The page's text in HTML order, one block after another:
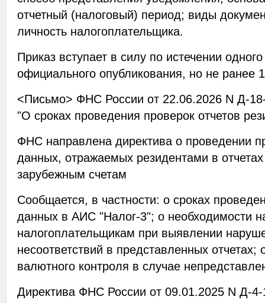
отчетный (налоговый) период; виды
личность налогоплательщика.
Приказ вступает в силу по истечении
официального опубликования, но не ранее
<Письмо> ФНС России от 22.06.2026 N Д-
"О сроках проведения проверок отчетов
ФНС направлена директива о проведении
данных, отражаемых резидентами в
зарубежным счетам
Сообщается, в частности: о сроках
данных в АИС "Налог-3"; о необходимости
налогоплательщикам при выявлении
несоответствий в представленных
валютного контроля в случае
Директива ФНС России от 09.01.2025 N Д-